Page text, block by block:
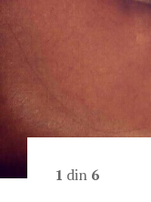
1 din 6